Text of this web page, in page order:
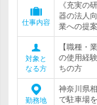
仕事内容
《充実の
器の法人
業への提
対象と
なる方
【職種・
の使用経
ちの方
勤務地
神奈川県
で駐車場